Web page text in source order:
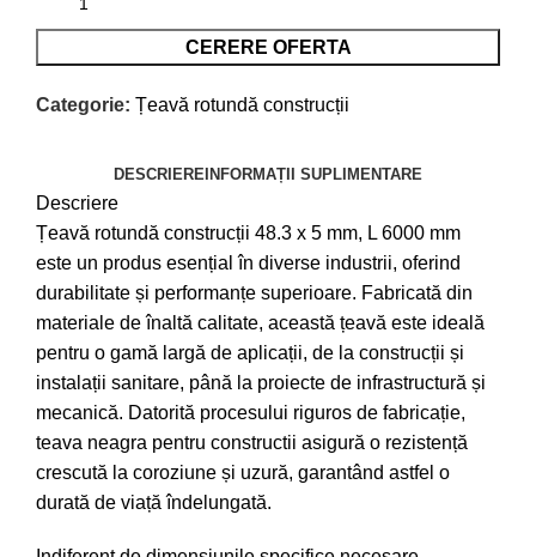
CERERE OFERTA
Categorie: Țeavă rotundă construcții
DESCRIEREINFORMAȚII SUPLIMENTARE
Descriere
Țeavă rotundă construcții 48.3 x 5 mm, L 6000 mm
este un produs esențial în diverse industrii, oferind
durabilitate și performanțe superioare. Fabricată din
materiale de înaltă calitate, această țeavă este ideală
pentru o gamă largă de aplicații, de la construcții și
instalații sanitare, până la proiecte de infrastructură și
mecanică. Datorită procesului riguros de fabricație,
teava neagra pentru constructii asigură o rezistență
crescută la coroziune și uzură, garantând astfel o
durată de viață îndelungată.